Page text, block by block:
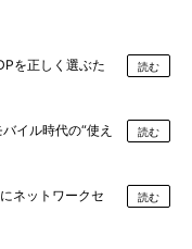
を正しく選ぶた
読む
イル時代の“使え
読む
ネットワークセ
読む